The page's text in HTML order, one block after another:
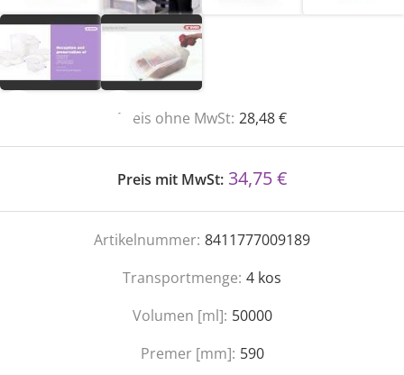
Preis ohne MwSt: 28,48 €
Preis mit MwSt: 34,75 €
Artikelnummer: 8411777009189
Transportmenge: 4 kos
Volumen [ml]: 50000
Premer [mm]: 590